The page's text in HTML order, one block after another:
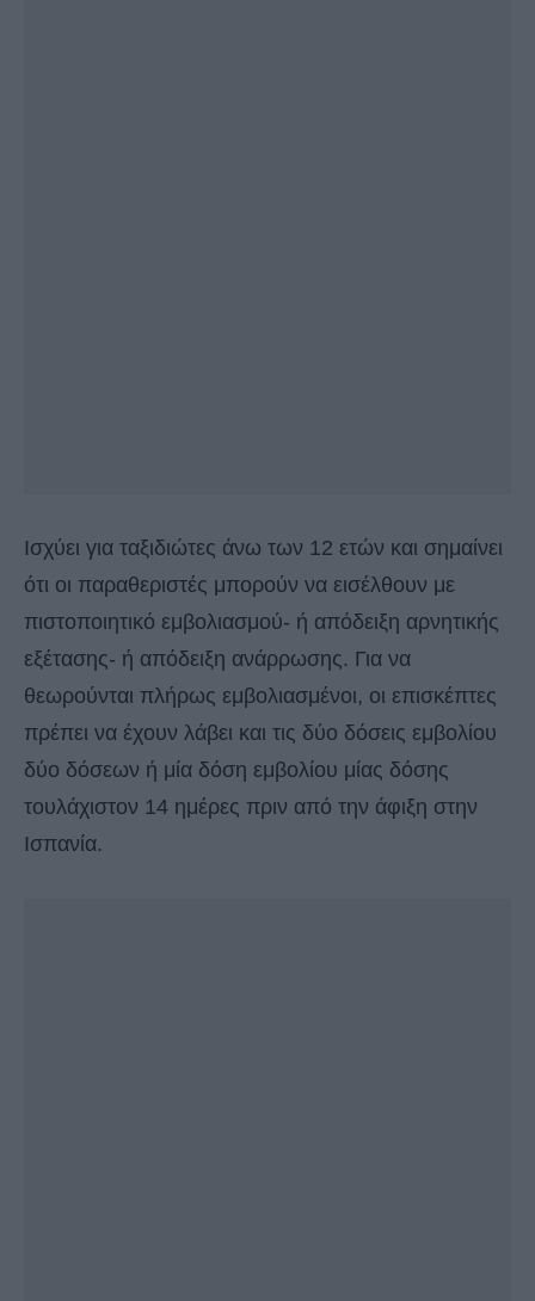
Ισχύει για ταξιδιώτες άνω των 12 ετών και σημαίνει
ότι οι παραθεριστές μπορούν να εισέλθουν με
πιστοποιητικό εμβολιασμού- ή απόδειξη αρνητικής
εξέτασης- ή απόδειξη ανάρρωσης. Για να
θεωρούνται πλήρως εμβολιασμένοι, οι επισκέπτες
πρέπει να έχουν λάβει και τις δύο δόσεις εμβολίου
δύο δόσεων ή μία δόση εμβολίου μίας δόσης
τουλάχιστον 14 ημέρες πριν από την άφιξη στην
Ισπανία.